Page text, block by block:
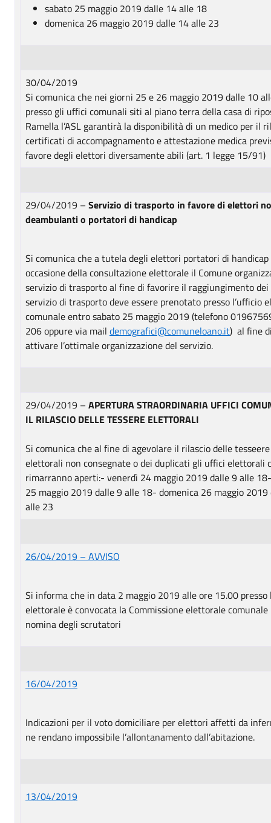
sabato 25 maggio 2019 dalle 14 alle 18
domenica 26 maggio 2019 dalle 14 alle 23
30/04/2019
Si comunica che nei giorni 25 e 26 maggio 2019 dalle 10
presso gli uffici comunali siti al piano terra della casa di
Ramella l’ASL garantirà la disponibilità di un medico per il
certificati di accompagnamento e attestazione medica
favore degli elettori diversamente abili (art. 1 legge 15/91)
29/04/2019 – Servizio di trasporto in favore di elettori
deambulanti o portatori di handicap
Si comunica che a tutela degli elettori portatori di
occasione della consultazione elettorale il Comune
servizio di trasporto al fine di favorire il raggiungimento dei
servizio di trasporto deve essere prenotato presso l’ufficio
comunale entro sabato 25 maggio 2019 (telefono
206 oppure via mail demografici@comuneloano.it) al fine
attivare l’ottimale organizzazione del servizio.
29/04/2019 – APERTURA STRAORDINARIA UFFICI
IL RILASCIO DELLE TESSERE ELETTORALI
Si comunica che al fine di agevolare il rilascio delle tesseere
elettorali non consegnate o dei duplicati gli uffici elettorali
rimarranno aperti:- venerdì 24 maggio 2019 dalle 9 alle
25 maggio 2019 dalle 9 alle 18- domenica 26 maggio 2019
alle 23
26/04/2019 – AVVISO
Si informa che in data 2 maggio 2019 alle ore 15.00 presso
elettorale è convocata la Commissione elettorale comunale
nomina degli scrutatori
16/04/2019
Indicazioni per il voto domiciliare per elettori affetti da
ne rendano impossibile l’allontanamento dall’abitazione.
13/04/2019